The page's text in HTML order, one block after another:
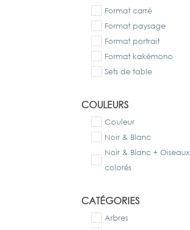
Format carré
Format paysage
Format portrait
Format kakémono
Sets de table
COULEURS
Couleur
Noir & Blanc
Noir & Blanc + Oiseaux
colorés
CATÉGORIES
Arbres